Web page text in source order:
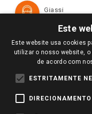
Televendas
Notícias
Perguntas frequentes
Identidade Visual
Formas de Pagamento
Trocas e Devoluções
Giassi
Redes Sociais
Este
Este website usa cookies
utilizar o nosso website,
de acordo com
ESTRITAMENTE
DIRECIONAMENTO